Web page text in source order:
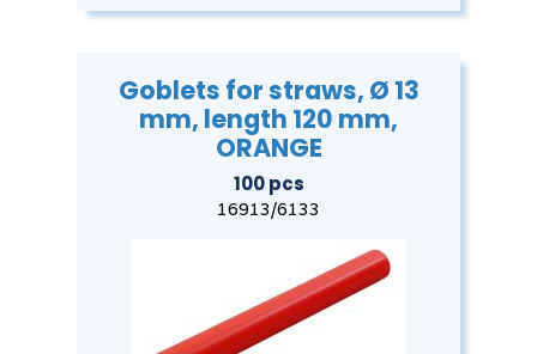
Goblets for straws, Ø 13
mm, length 120 mm,
ORANGE
100 pcs
16913/6133